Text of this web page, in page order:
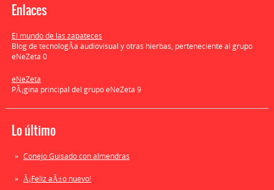
Enlaces
El mundo de las zapateces
Blog de tecnologÃ­a audiovisual y otras hierbas, perteneciente al grupo
eNeZeta 0
eNeZeta
PÃ¡gina principal del grupo eNeZeta 9
Lo último
Conejo Guisado con almendras
Â¡Feliz aÃ±o nuevo!